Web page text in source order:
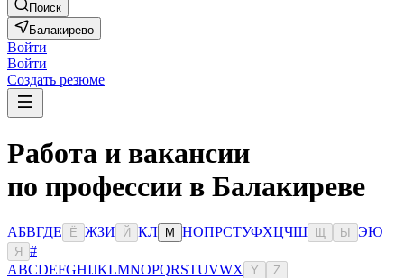
Поиск
Балакирево
Войти
Войти
Создать резюме
Работа и вакансии
по профессии в Балакиреве
АБВГДЕ Ё ЖЗИ Й КЛ М НОПРСТУФХЦЧШ Ы ЭЮ
Я
#
ABCDEFGHIJKLMNOPQRSTUVWX Y Z